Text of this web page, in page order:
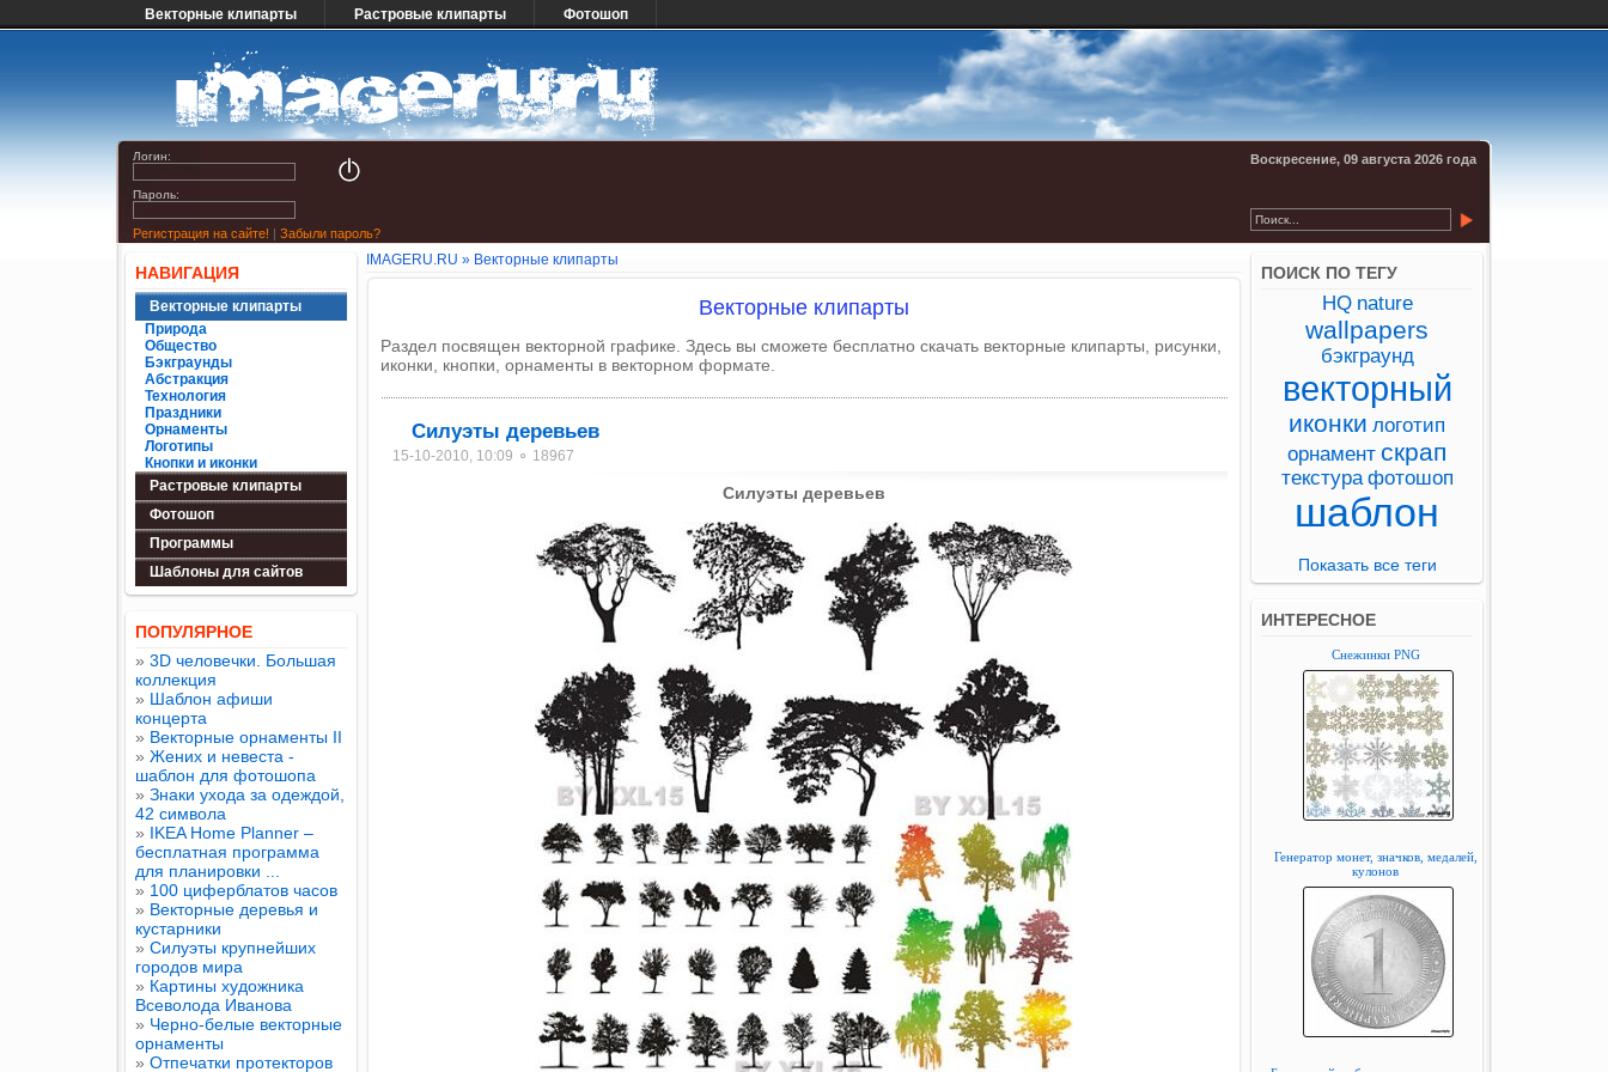
Векторные клипарты Растровые клипарты Фотошоп
Логин:
Пароль:
Регистрация на сайте! | Забыли пароль?
Воскресение, 09 августа 2026 года
НАВИГАЦИЯ
Векторные клипарты
Природа
Общество
Бэкграунды
Абстракция
Технология
Праздники
Орнаменты
Логотипы
Кнопки и иконки
Растровые клипарты
Фотошоп
Программы
Шаблоны для сайтов
ПОПУЛЯРНОЕ
» 3D человечки. Большая
коллекция
» Шаблон афиши
концерта
» Векторные орнаменты II
» Жених и невеста -
шаблон для фотошопа
» Знаки ухода за одеждой,
42 символа
» IKEA Home Planner –
бесплатная программа
для планировки ...
» 100 циферблатов часов
» Векторные деревья и
кустарники
» Силуэты крупнейших
городов мира
» Картины художника
Всеволода Иванова
» Черно-белые векторные
орнаменты
» Отпечатки протекторов
IMAGERU.RU » Векторные клипарты
Векторные клипарты
Раздел посвящен векторной графике. Здесь вы сможете бесплатно скачать векторные клипарты, рисунки,
иконки, кнопки, орнаменты в векторном формате.
Силуэты деревьев
15-10-2010, 10:09 ⚬ 18967
Силуэты деревьев
ПОИСК ПО ТЕГУ
HQ nature
wallpapers
бэкграунд
векторный
иконки логотип
орнамент скрап
текстура фотошоп
шаблон
Показать все теги
ИНТЕРЕСНОЕ
Снежинки PNG
Генератор монет, значков, медалей,
кулонов